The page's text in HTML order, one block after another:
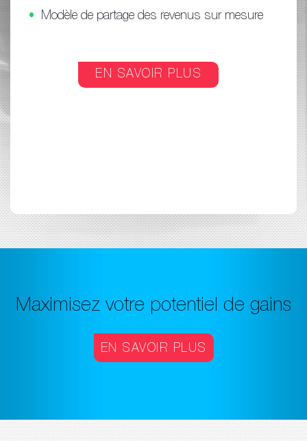
Modèle de partage des revenus sur mesure
EN SAVOIR PLUS
Maximisez votre potentiel de gains
EN SAVOIR PLUS